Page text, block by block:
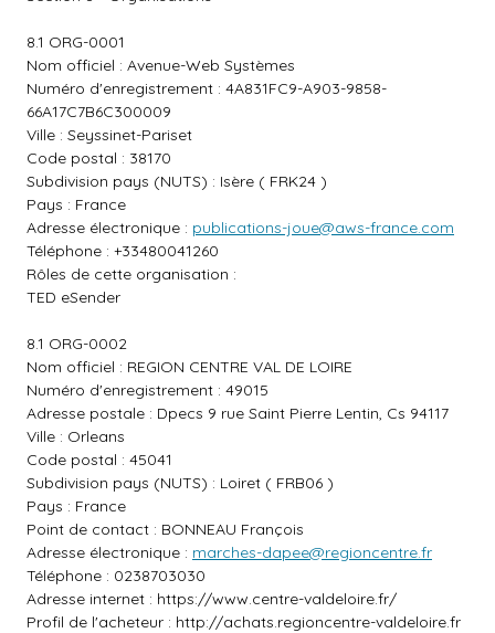
8.1 ORG-0001
Nom officiel : Avenue-Web Systèmes
Numéro d'enregistrement : 4A831FC9-A903-9858-
66A17C7B6C300009
Ville : Seyssinet-Pariset
Code postal : 38170
Subdivision pays (NUTS) : Isère ( FRK24 )
Pays : France
Adresse électronique : publications-joue@aws-france.com
Téléphone : +33480041260
Rôles de cette organisation :
TED eSender
8.1 ORG-0002
Nom officiel : REGION CENTRE VAL DE LOIRE
Numéro d'enregistrement : 49015
Adresse postale : Dpecs 9 rue Saint Pierre Lentin, Cs 94117
Ville : Orleans
Code postal : 45041
Subdivision pays (NUTS) : Loiret ( FRB06 )
Pays : France
Point de contact : BONNEAU François
Adresse électronique : marches-dapee@regioncentre.fr
Téléphone : 0238703030
Adresse internet : https://www.centre-valdeloire.fr/
Profil de l'acheteur : http://achats.regioncentre-valdeloire.fr